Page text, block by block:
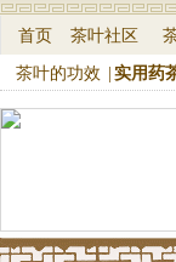
首页 茶叶社区
茶叶的功效 实用药